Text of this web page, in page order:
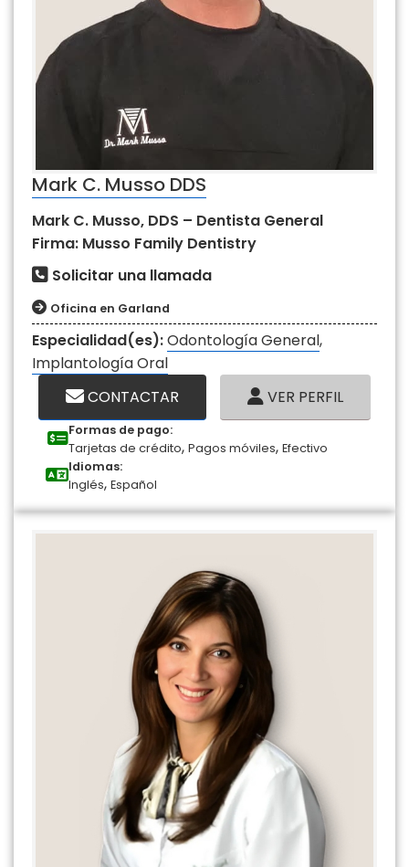
Mark C. Musso DDS
Mark C. Musso, DDS – Dentista General
Firma: Musso Family Dentistry
Solicitar una llamada
Oficina en Garland
Especialidad(es):Odontología General,
Implantología Oral
CONTACTAR
VER PERFIL
Formas de pago:
Tarjetas de crédito, Pagos móviles, Efectivo
Idiomas:
Inglés, Español